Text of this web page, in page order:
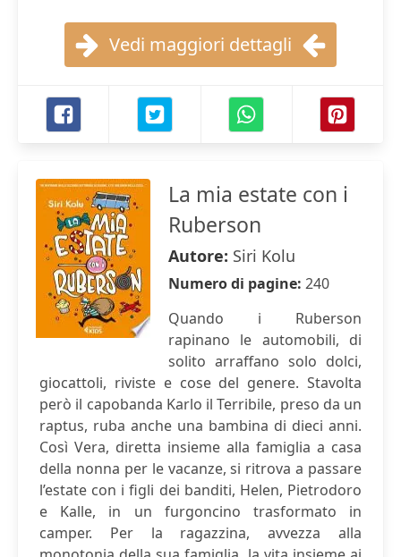
Vedi maggiori dettagli
La mia estate con i
Ruberson
Autore: Siri Kolu
Numero di pagine: 240
Quando i Ruberson
rapinano le automobili, di
solito arraffano solo dolci,
giocattoli, riviste e cose del genere. Stavolta
però il capobanda Karlo il Terribile, preso da un
raptus, ruba anche una bambina di dieci anni.
Così Vera, diretta insieme alla famiglia a casa
della nonna per le vacanze, si ritrova a passare
l’estate con i figli dei banditi, Helen, Pietrodoro
e Kalle, in un furgoncino trasformato in
camper. Per la ragazzina, avvezza alla